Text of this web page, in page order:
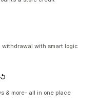
withdrawal with smart logic
& more- all in one place